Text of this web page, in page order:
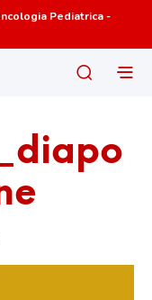
Pediatrica -